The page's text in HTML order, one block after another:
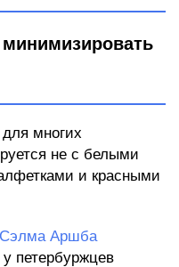
минимизировать
многих
не с белыми
и красными
Сэлма Аршба
петербуржцев